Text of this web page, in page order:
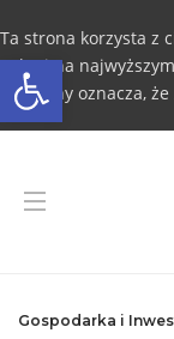
Otwórz pasek narzędzi
Ta strona korzysta z
usługi na
ze strony oznacza,
Gospodarka i